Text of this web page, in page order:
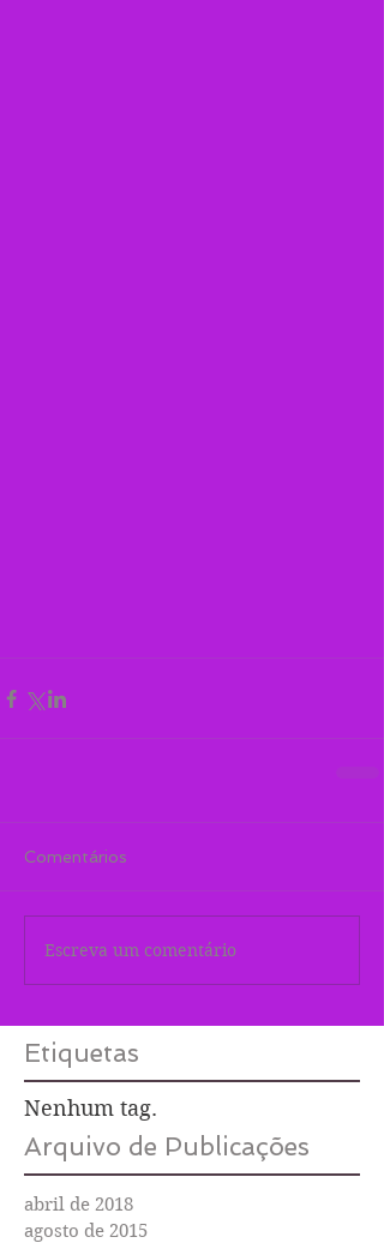
Comentários
Escreva um comentário
Etiquetas
Nenhum tag.
Arquivo de Publicações
abril de 2018
agosto de 2015